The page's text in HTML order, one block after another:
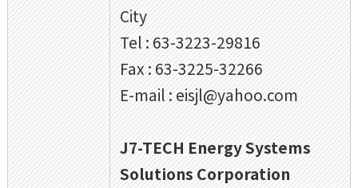
City
Tel : 63-3223-29816
Fax : 63-3225-32266
E-mail : eisjl@yahoo.com
J7-TECH Energy Systems
Solutions Corporation